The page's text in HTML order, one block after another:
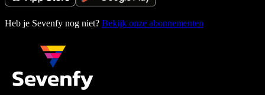
Heb je Sevenfy nog niet? Bekijk onze abonnementen